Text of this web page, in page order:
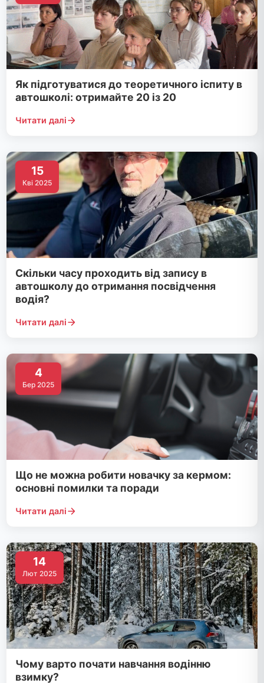
Як підготуватися до теоретичного іспиту в
автошколі: отримайте 20 із 20
Читати далі
15
Кві 2025
Скільки часу проходить від запису в
автошколу до отримання посвідчення
водія?
Читати далі
4
Бер 2025
Що не можна робити новачку за кермом:
основні помилки та поради
Читати далі
14
Лют 2025
Чому варто почати навчання водінню
взимку?